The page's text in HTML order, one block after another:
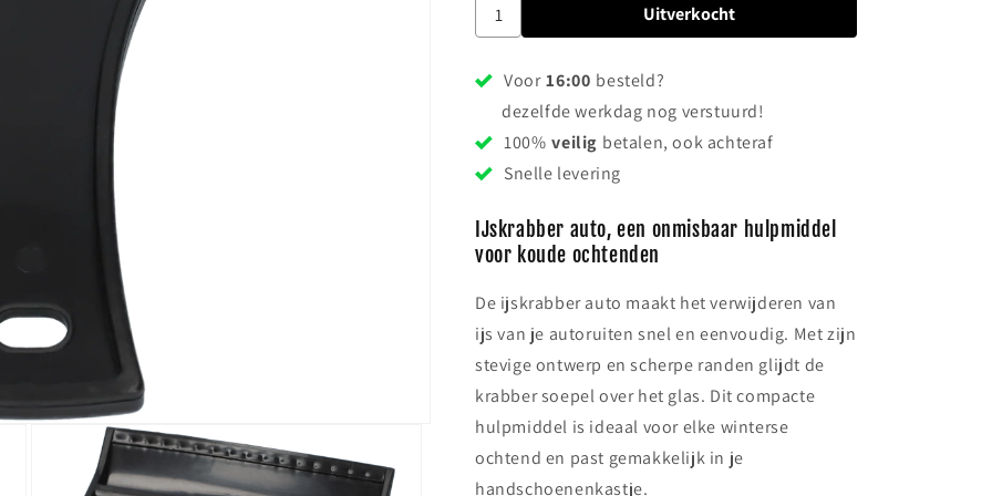
Uitverkocht
Voor 16:00 besteld?
dezelfde werkdag nog verstuurd!
100% veilig betalen, ook achteraf
Snelle levering
IJskrabber auto, een onmisbaar hulpmiddel
voor koude ochtenden
De ijskrabber auto maakt het verwijderen van
ijs van je autoruiten snel en eenvoudig. Met zijn
stevige ontwerp en scherpe randen glijdt de
krabber soepel over het glas. Dit compacte
hulpmiddel is ideaal voor elke winterse
ochtend en past gemakkelijk in je
handschoenenkastje.